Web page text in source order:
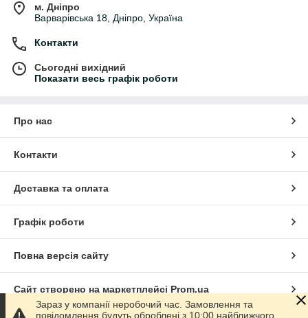
м. Дніпро
Варварівська 18, Дніпро, Україна
Контакти
Сьогодні вихідний
Показати весь графік роботи
Про нас
Контакти
Доставка та оплата
Графік роботи
Повна версія сайту
Сайт створено на маркетплейсі Prom.ua
Зараз у компанії неробочий час. Замовлення та
повідомлення будуть оброблені з 10:00 найближчого